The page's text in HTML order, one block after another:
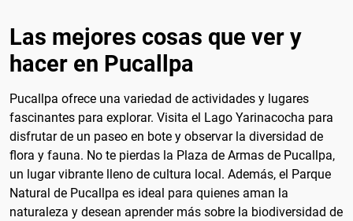
Las mejores cosas que ver y
hacer en Pucallpa
Pucallpa ofrece una variedad de actividades y lugares
fascinantes para explorar. Visita el Lago Yarinacocha para
disfrutar de un paseo en bote y observar la diversidad de
flora y fauna. No te pierdas la Plaza de Armas de Pucallpa,
un lugar vibrante lleno de cultura local. Además, el Parque
Natural de Pucallpa es ideal para quienes aman la
naturaleza y desean aprender más sobre la biodiversidad de